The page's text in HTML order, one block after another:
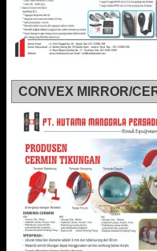
CONVEX MIRROR/